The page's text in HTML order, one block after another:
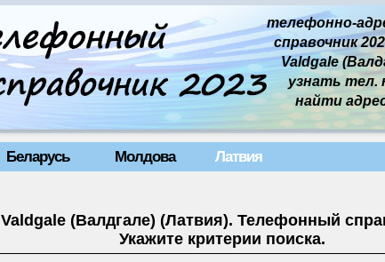
телефонно-
справочник
Valdgale
узнать тел.
найти
Беларусь Молдова Латвия
Valdgale (Валдгале) (Латвия). Телефонный
Укажите критерии поиска.